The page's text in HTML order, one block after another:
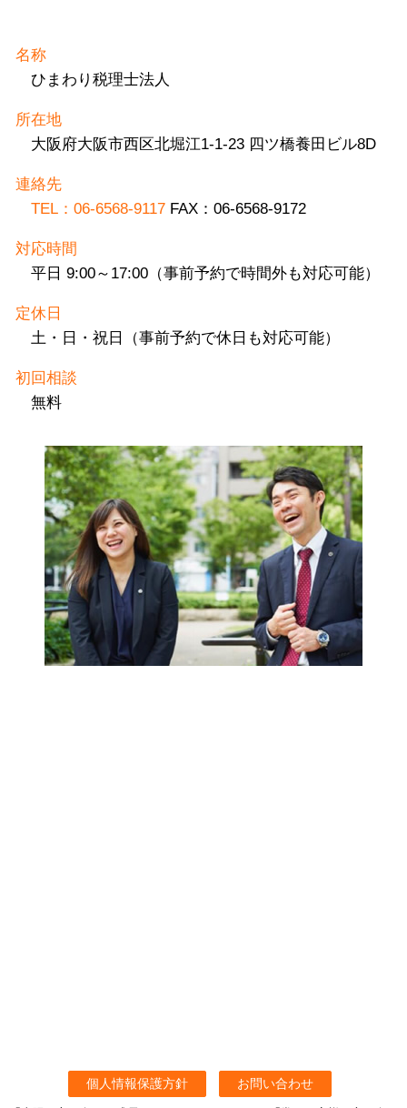
名称
ひまわり税理士法人
所在地
大阪府大阪市西区北堀江1-1-23 四ツ橋養田ビル8D
連絡先
TEL：06-6568-9117 FAX：06-6568-9172
対応時間
平日 9:00～17:00（事前予約で時間外も対応可能）
定休日
土・日・祝日（事前予約で休日も対応可能）
初回相談
無料
個人情報保護方針 お問い合わせ